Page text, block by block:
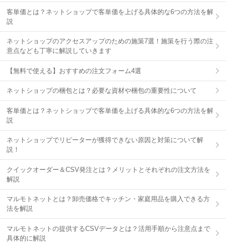
客単価とは？ネットショップで客単価を上げる具体的な6つの方法を解
説
ネットショップのアクセスアップのための施策7選！施策を行う際の注
意点なども丁寧に解説していきます
【無料で使える】おすすめの注文フォーム4選
ネットショップの梱包とは？必要な資材や梱包の重要性について
客単価とは？ネットショップで客単価を上げる具体的な6つの方法を解
説
ネットショップでリピーターが獲得できない原因と対策について解
説！
クイックオーダー＆CSV発注とは？メリットとそれぞれの注文方法を
解説
マルモトネットとは？卸売価格でキッチン・家庭用品を購入できる方
法を解説
マルモトネットの提供するCSVデータとは？活用手順から注意点まで
具体的に解説